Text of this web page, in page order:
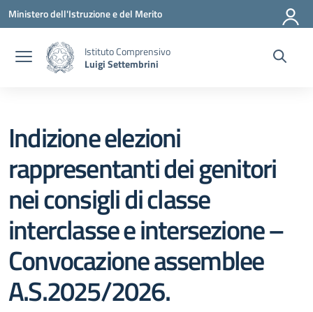
Vai ai contenuti
Vai al menu di navigazione
Vai al footer
Ministero dell'Istruzione e del Merito
Istituto Comprensivo
Luigi Settembrini
Indizione elezioni
rappresentanti dei genitori
nei consigli di classe
interclasse e intersezione –
Convocazione assemblee
A.S.2025/2026.